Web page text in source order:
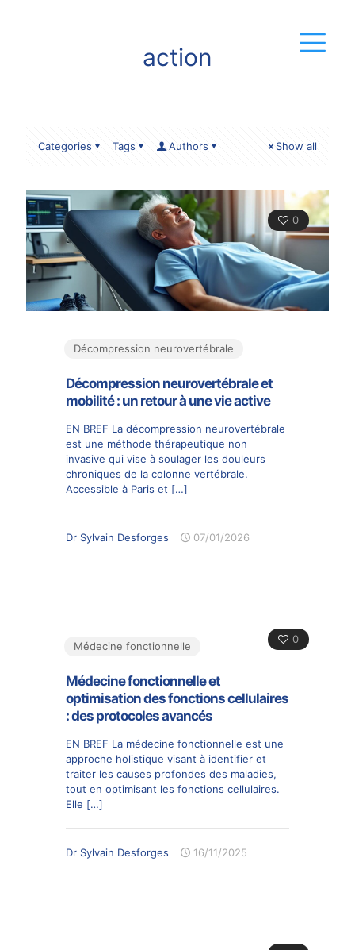
action
Categories Tags Authors Show all
0
Décompression neurovertébrale
Décompression neurovertébrale et
mobilité : un retour à une vie active
EN BREF La décompression neurovertébrale
est une méthode thérapeutique non
invasive qui vise à soulager les douleurs
chroniques de la colonne vertébrale.
Accessible à Paris et […]
Dr Sylvain Desforges 07/01/2026
0
Médecine fonctionnelle
Médecine fonctionnelle et
optimisation des fonctions cellulaires
: des protocoles avancés
EN BREF La médecine fonctionnelle est une
approche holistique visant à identifier et
traiter les causes profondes des maladies,
tout en optimisant les fonctions cellulaires.
Elle […]
Dr Sylvain Desforges 16/11/2025